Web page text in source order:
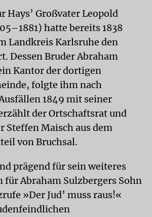
Hays’ Großvater Leopold
hatte bereits 1838
Landkreis Karlsruhe den
Dessen Bruder Abraham
Kantor der dortigen
folgte ihm nach
1849 mit seiner
der Ortschaftsrat und
Steffen Maisch aus dem
von Bruchsal.
prägend für sein weiteres
für Abraham Sulzbergers Sohn
»Der Jud’ muss raus!«